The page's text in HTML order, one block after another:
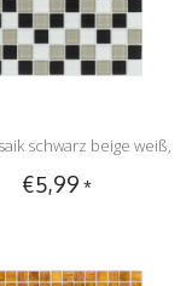
schwarz beige weiß,
- 30x30cm
€5,99 *